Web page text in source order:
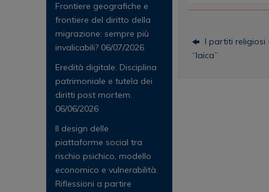
I partiti religiosi
“laica”
Frontiere geografiche e
frontiere del diritto della
migrazione: sempre più
invalicabili? 06/07/2026
Eredità digitale. Disciplina
patrimoniale e tutela dei
diritti post mortem.
06/06/2026
Il design delle
piattaforme social tra
rischio psichico, modello
economico e vulnerabilità.
Riflessioni a partire